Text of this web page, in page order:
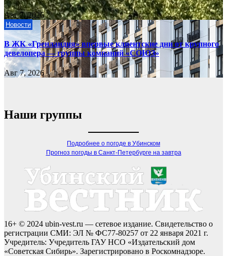
Авг 7, 2026
Новости
В ЖК «Гренландия» впервые клиентские дни от крупного
девелопера — группы компаний «СОЮЗ»
Авг 7, 2026
Наши группы
Подробнее о погоде в Убинском
Прогноз погоды в Санкт-Петербурге на завтра
16+ © 2024 ubin-vest.ru — сетевое издание. Свидетельство о
регистрации СМИ: ЭЛ № ФС77-80257 от 22 января 2021 г.
Учредитель: Учредитель ГАУ НСО «Издательский дом
«Советская Сибирь». Зарегистрировано в Роскомнадзоре.